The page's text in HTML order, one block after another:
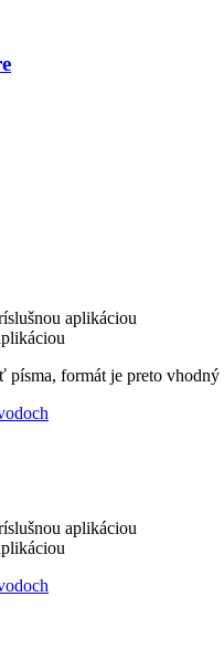
aplikáciou
formát je preto vhodný
aplikáciou